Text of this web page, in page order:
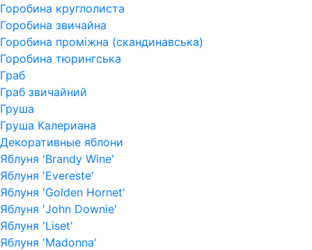
Горобина круглолиста
Горобина звичайна
Горобина проміжна (скандинавська)
Горобина тюрингська
Граб
Граб звичайний
Груша
Груша Калериана
Декоративные яблони
Яблуня 'Brandy Wine'
Яблуня 'Evereste'
Яблуня 'Golden Hornet'
Яблуня 'John Downie'
Яблуня 'Liset'
Яблуня 'Madonna'